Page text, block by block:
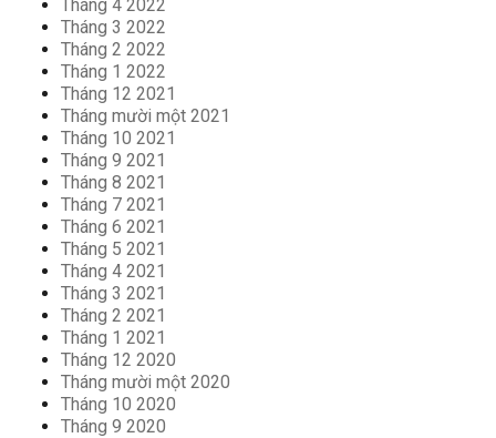
Tháng 4 2022
Tháng 3 2022
Tháng 2 2022
Tháng 1 2022
Tháng 12 2021
Tháng mười một 2021
Tháng 10 2021
Tháng 9 2021
Tháng 8 2021
Tháng 7 2021
Tháng 6 2021
Tháng 5 2021
Tháng 4 2021
Tháng 3 2021
Tháng 2 2021
Tháng 1 2021
Tháng 12 2020
Tháng mười một 2020
Tháng 10 2020
Tháng 9 2020